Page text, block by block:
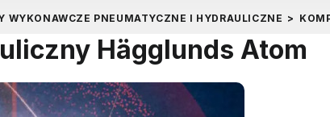
WYKONAWCZE PNEUMATYCZNE I HYDRAULICZNE >
Hägglunds Atom